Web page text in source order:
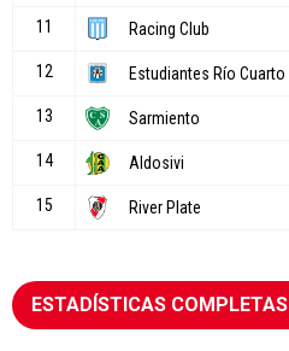
ESTADÍSTICAS COMPLETAS